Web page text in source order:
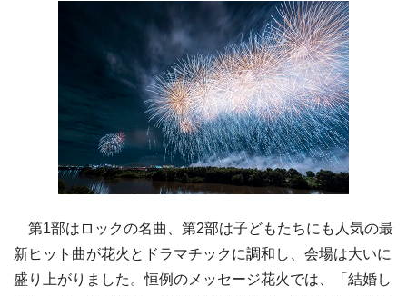
第1部はロックの名曲、第2部は子どもたちにも人気の最
新ヒット曲が花火とドラマチックに調和し、会場は大いに
盛り上がりました。恒例のメッセージ花火では、「結婚し